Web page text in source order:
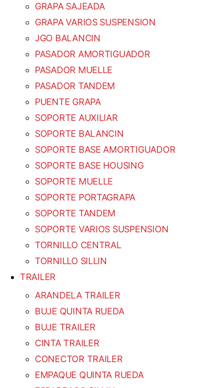
GRAPA SAJEADA
GRAPA VARIOS SUSPENSION
JGO BALANCIN
PASADOR AMORTIGUADOR
PASADOR MUELLE
PASADOR TANDEM
PUENTE GRAPA
SOPORTE AUXILIAR
SOPORTE BALANCIN
SOPORTE BASE AMORTIGUADOR
SOPORTE BASE HOUSING
SOPORTE MUELLE
SOPORTE PORTAGRAPA
SOPORTE TANDEM
SOPORTE VARIOS SUSPENSION
TORNILLO CENTRAL
TORNILLO SILLIN
TRAILER
ARANDELA TRAILER
BUJE QUINTA RUEDA
BUJE TRAILER
CINTA TRAILER
CONECTOR TRAILER
EMPAQUE QUINTA RUEDA